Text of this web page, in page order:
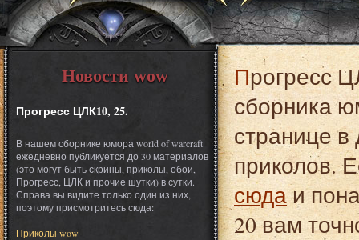
Новости wow
Прогресс ЦЛК10, 25.
В нашем сборнике юмора world of warcraft
ежедневно публикуется до 30 материалов
(это могут быть скрины, приколы, обои,
Прогресс, ЦЛК и прочие шутки) в сутки.
Справа вы видите только один из них,
поэтому присмотритесь сюда:
Приколы wow
Прогресс ЦЛК10, 25. Это один из материалов
сборника
странице в
приколов.
сюдаи
20 вам